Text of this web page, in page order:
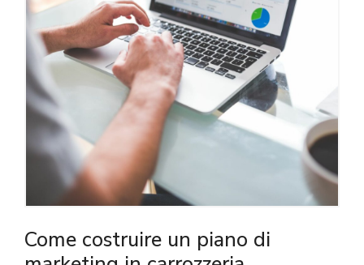
Come costruire un piano di